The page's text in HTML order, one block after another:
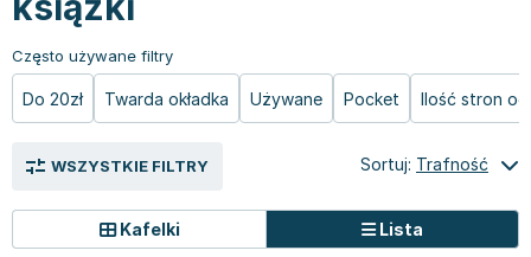
Zygmunt Freud
Agata Passent
Maciej Orłoś
Katarzyna Miller
Antoine de Saint Exupery
Lew Tołstoj
Często używane filtry
Do 20zł Twarda okładka Używane Pocket Ilość stron
Kafelki Lista
WSZYSTKIE FILTRY Sortuj: Trafność